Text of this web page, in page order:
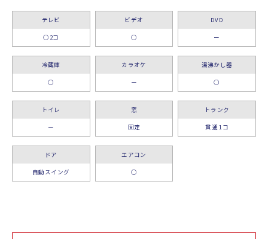
テレビ
○2コ
ビデオ
○
DVD
ー
冷蔵庫
○
カラオケ
ー
湯沸かし器
○
トイレ
ー
窓
固定
トランク
貫通 1コ
ドア
自動スイング
エアコン
○